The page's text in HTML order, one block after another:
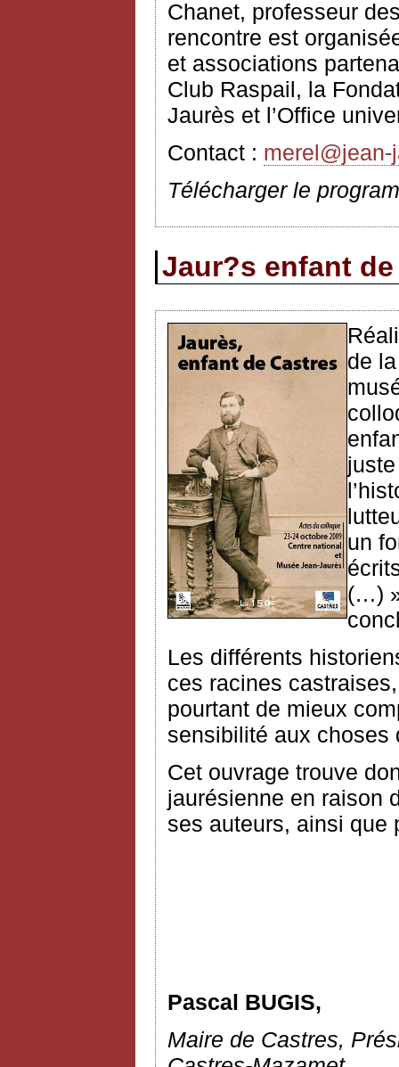
Chanet, professeur
rencontre est
et associations
Club Raspail, la
Jaurès et l’Office
Contact :
Télécharger le
Jaur?s enfant
de
un
(…)
Les différents
ces racines
pourtant de mieux
sensibilité aux choses
Cet ouvrage trouve
jaurésienne en raison
ses auteurs, ainsi que
Pascal BUGIS,
Maire de Castres,